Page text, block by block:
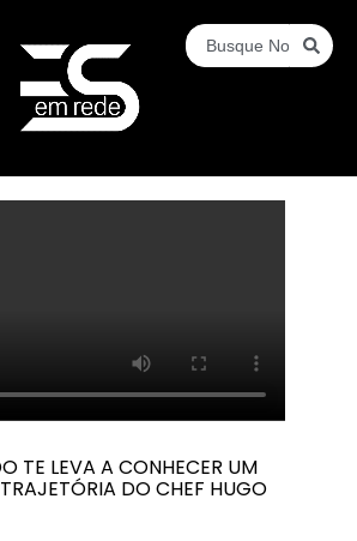
TE LEVA A CONHECER UM
DO CHEF HUGO